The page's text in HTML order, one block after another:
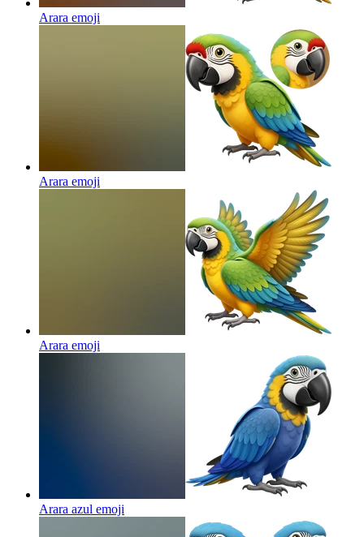
Arara emoji
Arara emoji
Arara emoji
Arara azul emoji